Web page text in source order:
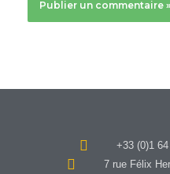
+33 (0)1
7 rue Félix